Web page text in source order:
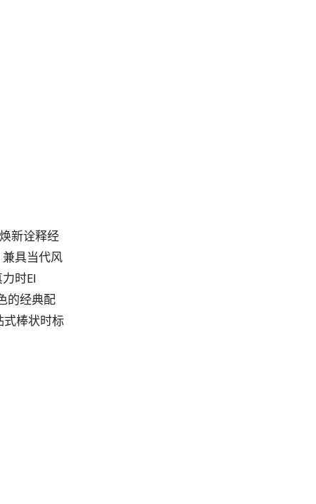
新诠释经
具当代风
时El
的经典配
式棒状时标